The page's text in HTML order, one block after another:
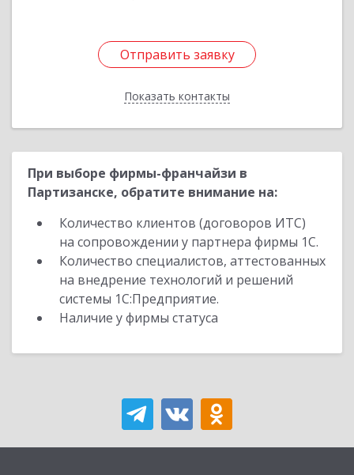
Отправить заявку
Показать контакты
Отправить заявку
Назад
При выборе фирмы-франчайзи в
Партизанске, обратите внимание на:
Количество клиентов (договоров ИТС)
на сопровождении у партнера фирмы 1С.
Количество специалистов, аттестованных
на внедрение технологий и решений
системы 1С:Предприятие.
Наличие у фирмы статуса